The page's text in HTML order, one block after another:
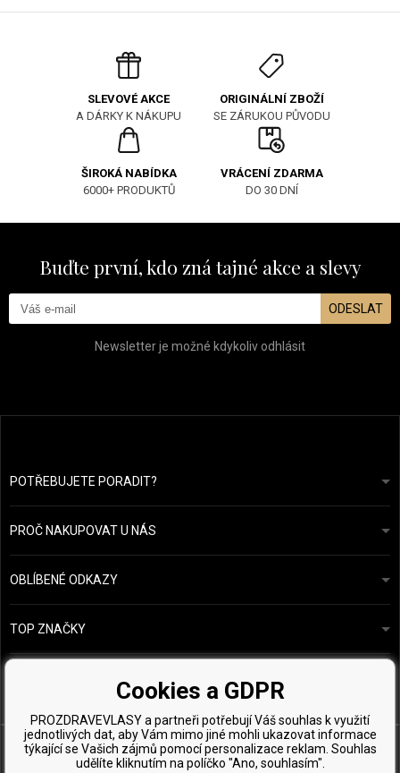
SLEVOVÉ AKCE
A DÁRKY K NÁKUPU
ORIGINÁLNÍ ZBOŽÍ
SE ZÁRUKOU PŮVODU
ŠIROKÁ NABÍDKA
6000+ PRODUKTŮ
VRÁCENÍ ZDARMA
DO 30 DNÍ
Buďte první, kdo zná tajné akce a slevy
ODESLAT
Newsletter je možné kdykoliv odhlásit
POTŘEBUJETE PORADIT?info@prozdravevlasy.cz
Odpovíme do 24 hodin.
PROČ NAKUPOVAT U NÁS
Obchodní podmínky
Ochrana osobních údajů
Přehled plateb a dopravy
OBLÍBENÉ ODKAZY
Náš příběh
TOP ZNAČKY
Kérastase
Paul Mitchell
Wella Professionals
Cookies a GDPR
PROZDRAVEVLASY a partneři potřebují Váš souhlas k využití
jednotlivých dat, aby Vám mimo jiné mohli ukazovat informace
týkající se Vašich zájmů pomocí personalizace reklam. Souhlas
udělíte kliknutím na políčko "Ano, souhlasím".